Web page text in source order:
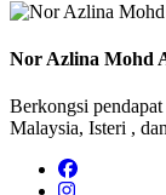
Nor Azlina Mohd
Berkongsi
Malaysia, Isteri ,